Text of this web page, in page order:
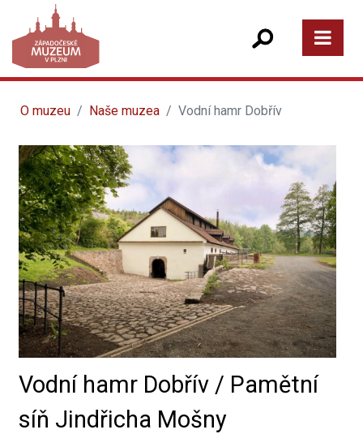
O muzeu Naše muzea Vodní hamr Dobřív
Vodní hamr Dobřív / Pamětní
síň Jindřicha Mošny